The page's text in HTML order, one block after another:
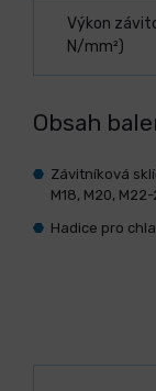
Výkon
N/mm²)
Obsah
Závitníková
M18, M20,
Hadice pro